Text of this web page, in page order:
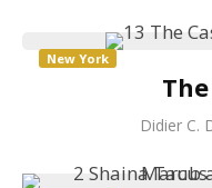
New York
Didier C.